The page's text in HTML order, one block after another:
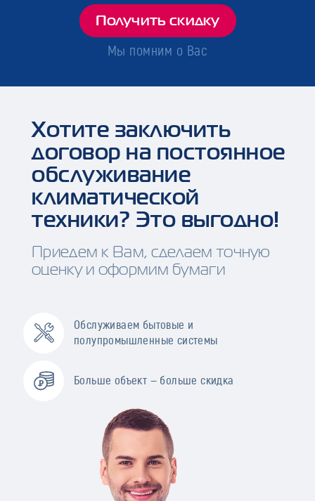
Мы помним о Вас
Получить скидку
Хотите заключить
договор на постоянное
обслуживание
климатической
техники? Это выгодно!
Приедем к Вам, сделаем точную
оценку и оформим бумаги
Обслуживаем бытовые и
полупромышленные системы
Больше объект — больше скидка